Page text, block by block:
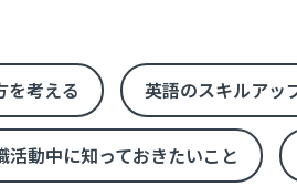
を考える 英語のスキルアッ
活動中に知っておきたいこと